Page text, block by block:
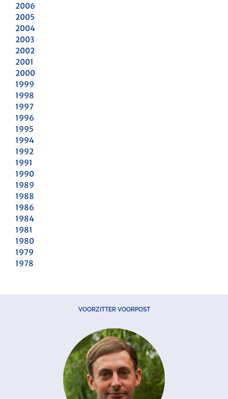
2006
2005
2004
2003
2002
2001
2000
1999
1998
1997
1996
1995
1994
1992
1991
1990
1989
1988
1986
1984
1981
1980
1979
1978
VOORZITTER VOORPOST